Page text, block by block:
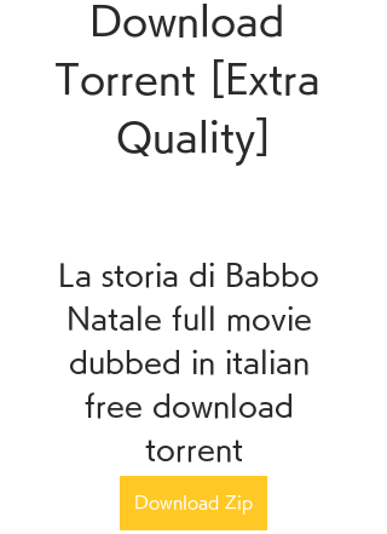
Download
Torrent [Extra
Quality]
La storia di Babbo
Natale full movie
dubbed in italian
free download
torrent
Download Zip